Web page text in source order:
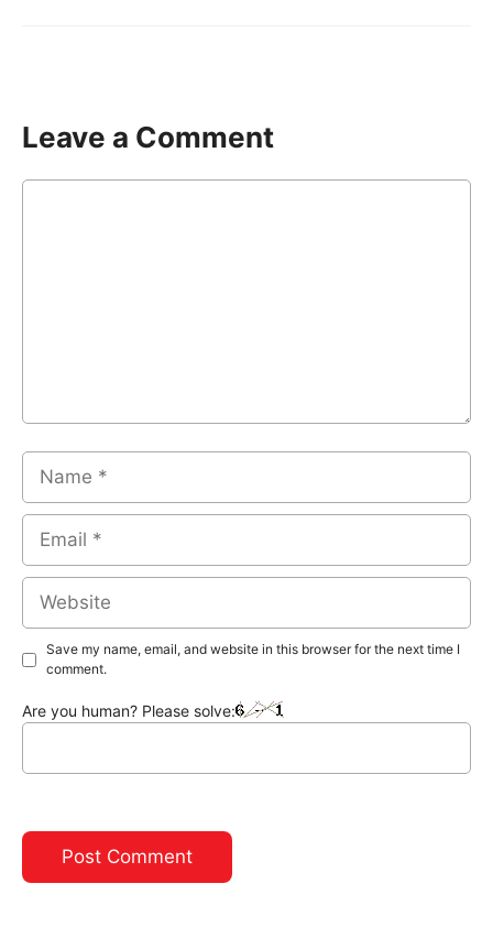
Leave a Comment
Comment
Name
Email
Website
Save my name, email, and website in this browser for the next time I
comment.
Are you human? Please solve: